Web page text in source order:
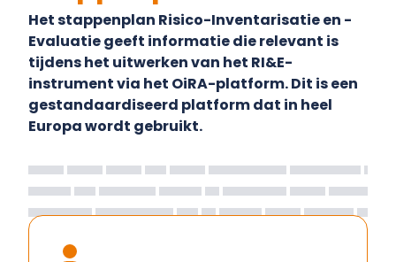
Het stappenplan Risico-Inventarisatie en -
Evaluatie geeft informatie die relevant is
tijdens het uitwerken van het RI&E-
instrument via het OiRA-platform. Dit is een
gestandaardiseerd platform dat in heel
Europa wordt gebruikt.